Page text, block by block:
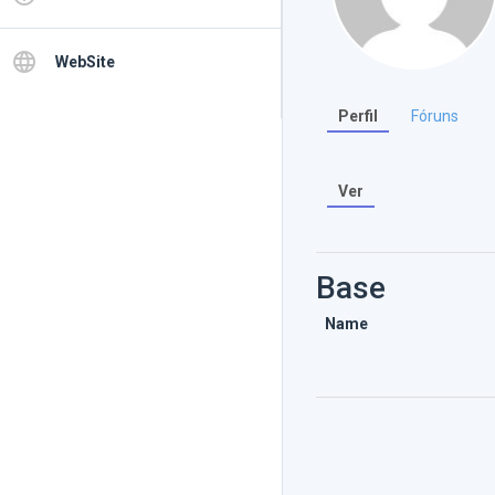
Perfil Fóruns
Ver
Base
Name
language WebSite